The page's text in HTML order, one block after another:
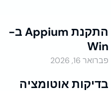
בדיקות אוטומציה
התקנת Appium ב-
Win
פברואר 16, 2026
בדיקות אוטומציה